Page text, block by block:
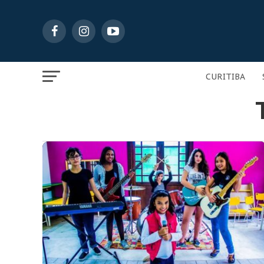
CURITIBA